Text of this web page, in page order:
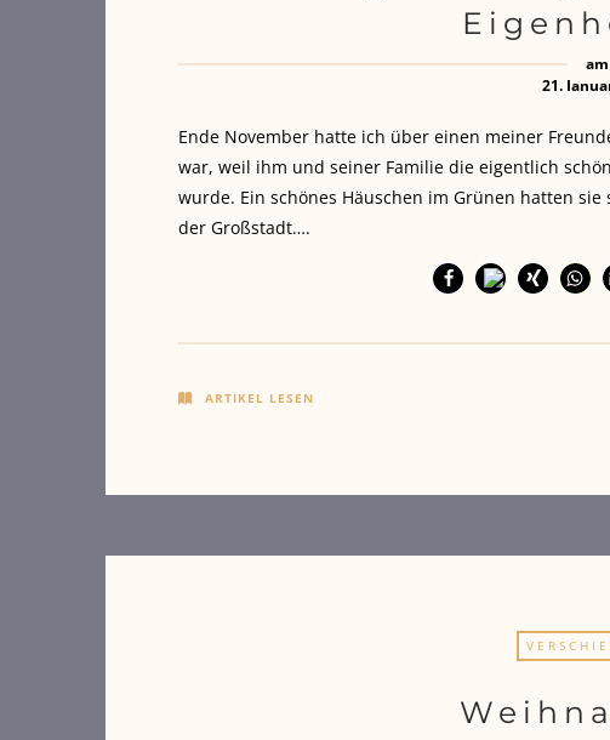
am
21.
Ende November hatte ich über einen meiner
war, weil ihm und seiner Familie die eigentlich
wurde. Ein schönes Häuschen im Grünen hatten
der Großstadt….
ARTIKEL LESEN